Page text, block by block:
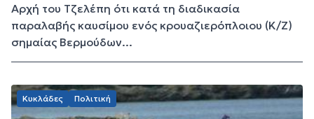
Αρχή του Τζελέπη ότι κατά τη διαδικασία
παραλαβής καυσίμου ενός κρουαζιερόπλοιου (Κ/Ζ)
σημαίας Βερμούδων...
Κυκλάδες Πολιτική